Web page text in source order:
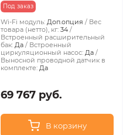
Под заказ
Wi-Fi модуль: Доп.опция
Вес
товара (нетто), кг: 34
Встроенный расширительный
бак: Да
Встроенный
циркуляционный насос: Да
Выносной проводной датчик в
комплекте: Да
69 767 руб.
В корзину